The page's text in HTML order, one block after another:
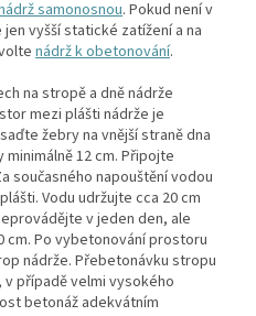
samonosnou. Pokud není v
vyšší statické zatížení a na
nádrž k obetonování.
na stropě a dně nádrže
mezi plášti nádrže je
žebry na vnější straně dna
12 cm. Připojte
napouštění vodou
Vodu udržujte cca 20 cm
v jeden den, ale
cm. Po vybetonování prostoru
nádrže. Přebetonávku stropu
případě velmi vysokého
betonáž adekvátním